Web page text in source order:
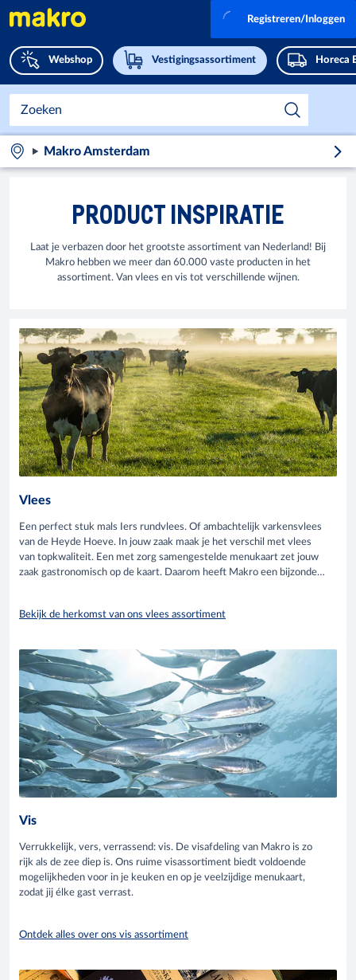
Webshop Vestigingsassortiment Horeca
Registreren/Inloggen
Makro Amsterdam
PRODUCT INSPIRATIE
Laat je verbazen door het grootste assortiment van Nederland! Bij
Makro hebben we meer dan 60.000 vaste producten in het
assortiment. Van vlees en vis tot verschillende wijnen.
Vlees
Een perfect stuk mals Iers rundvlees. Of ambachtelijk varkensvlees
van de Heyde Hoeve. In jouw zaak maak je het verschil met vlees
van topkwaliteit. Een met zorg samengestelde menukaart zet jouw
zaak gastronomisch op de kaart. Daarom heeft Makro een bijzonder
Bekijk de herkomst van ons vlees assortiment
Vis
Verrukkelijk, vers, verrassend: vis. De visafdeling van Makro is zo
rijk als de zee diep is. Ons ruime visassortiment biedt voldoende
mogelijkheden voor in je keuken en op je veelzijdige menukaart,
zodat jij élke gast verrast.
Ontdek alles over ons vis assortiment